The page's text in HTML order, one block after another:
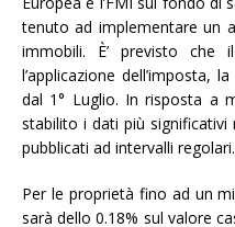
tenuto ad implementare un
immobili. È’ previsto che il
l’applicazione dell’imposta,
dal 1° Luglio. In risposta a
stabilito i dati più
pubblicati ad intervalli regolari.
Per le proprietà fino ad un
sarà dello 0.18% sul valore